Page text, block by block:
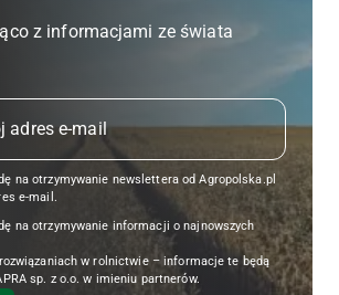
z informacjami ze świata
na otrzymywanie newslettera od Agropolska.pl
e-mail.
na otrzymywanie informacji o najnowszych
w rolnictwie – informacje te będą
sp. z o.o. w imieniu partnerów.